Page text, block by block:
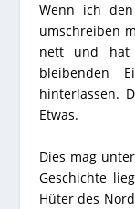
Wenn ich
umschreiben
nett und hat
bleibenden
hinterlassen.
Etwas.
Dies mag
Geschichte
Hüter des